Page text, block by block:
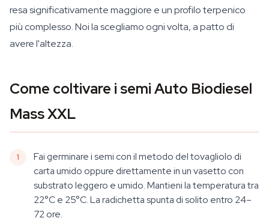
resa significativamente maggiore e un profilo terpenico
più complesso. Noi la scegliamo ogni volta, a patto di
avere l'altezza.
Come coltivare i semi Auto Biodiesel
Mass XXL
Fai germinare i semi con il metodo del tovagliolo di
carta umido oppure direttamente in un vasetto con
substrato leggero e umido. Mantieni la temperatura tra
22°C e 25°C. La radichetta spunta di solito entro 24–
72 ore.